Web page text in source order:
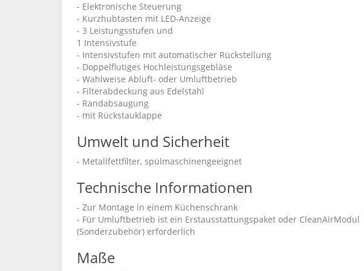
- Elektronische Steuerung
- Kurzhubtasten mit LED-Anzeige
- 3 Leistungsstufen und
1 Intensivstufe
- Intensivstufen mit automatischer Rückstellung
- Doppelflutiges Hochleistungsgebläse
- Wahlweise Abluft- oder Umluftbetrieb
- Filterabdeckung aus Edelstahl
- Randabsaugung
- mit Rückstauklappe
Umwelt und Sicherheit
- Metallfettfilter, spülmaschinengeeignet
Technische Informationen
- Zur Montage in einem Küchenschrank
- Für Umluftbetrieb ist ein Erstausstattungspaket oder CleanAirModul
(Sonderzubehör) erforderlich
Maße